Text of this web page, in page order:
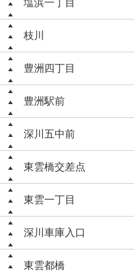
塩浜一丁目
枝川
豊洲四丁目
豊洲駅前
深川五中前
東雲橋交差点
東雲一丁目
深川車庫入口
東雲都橋